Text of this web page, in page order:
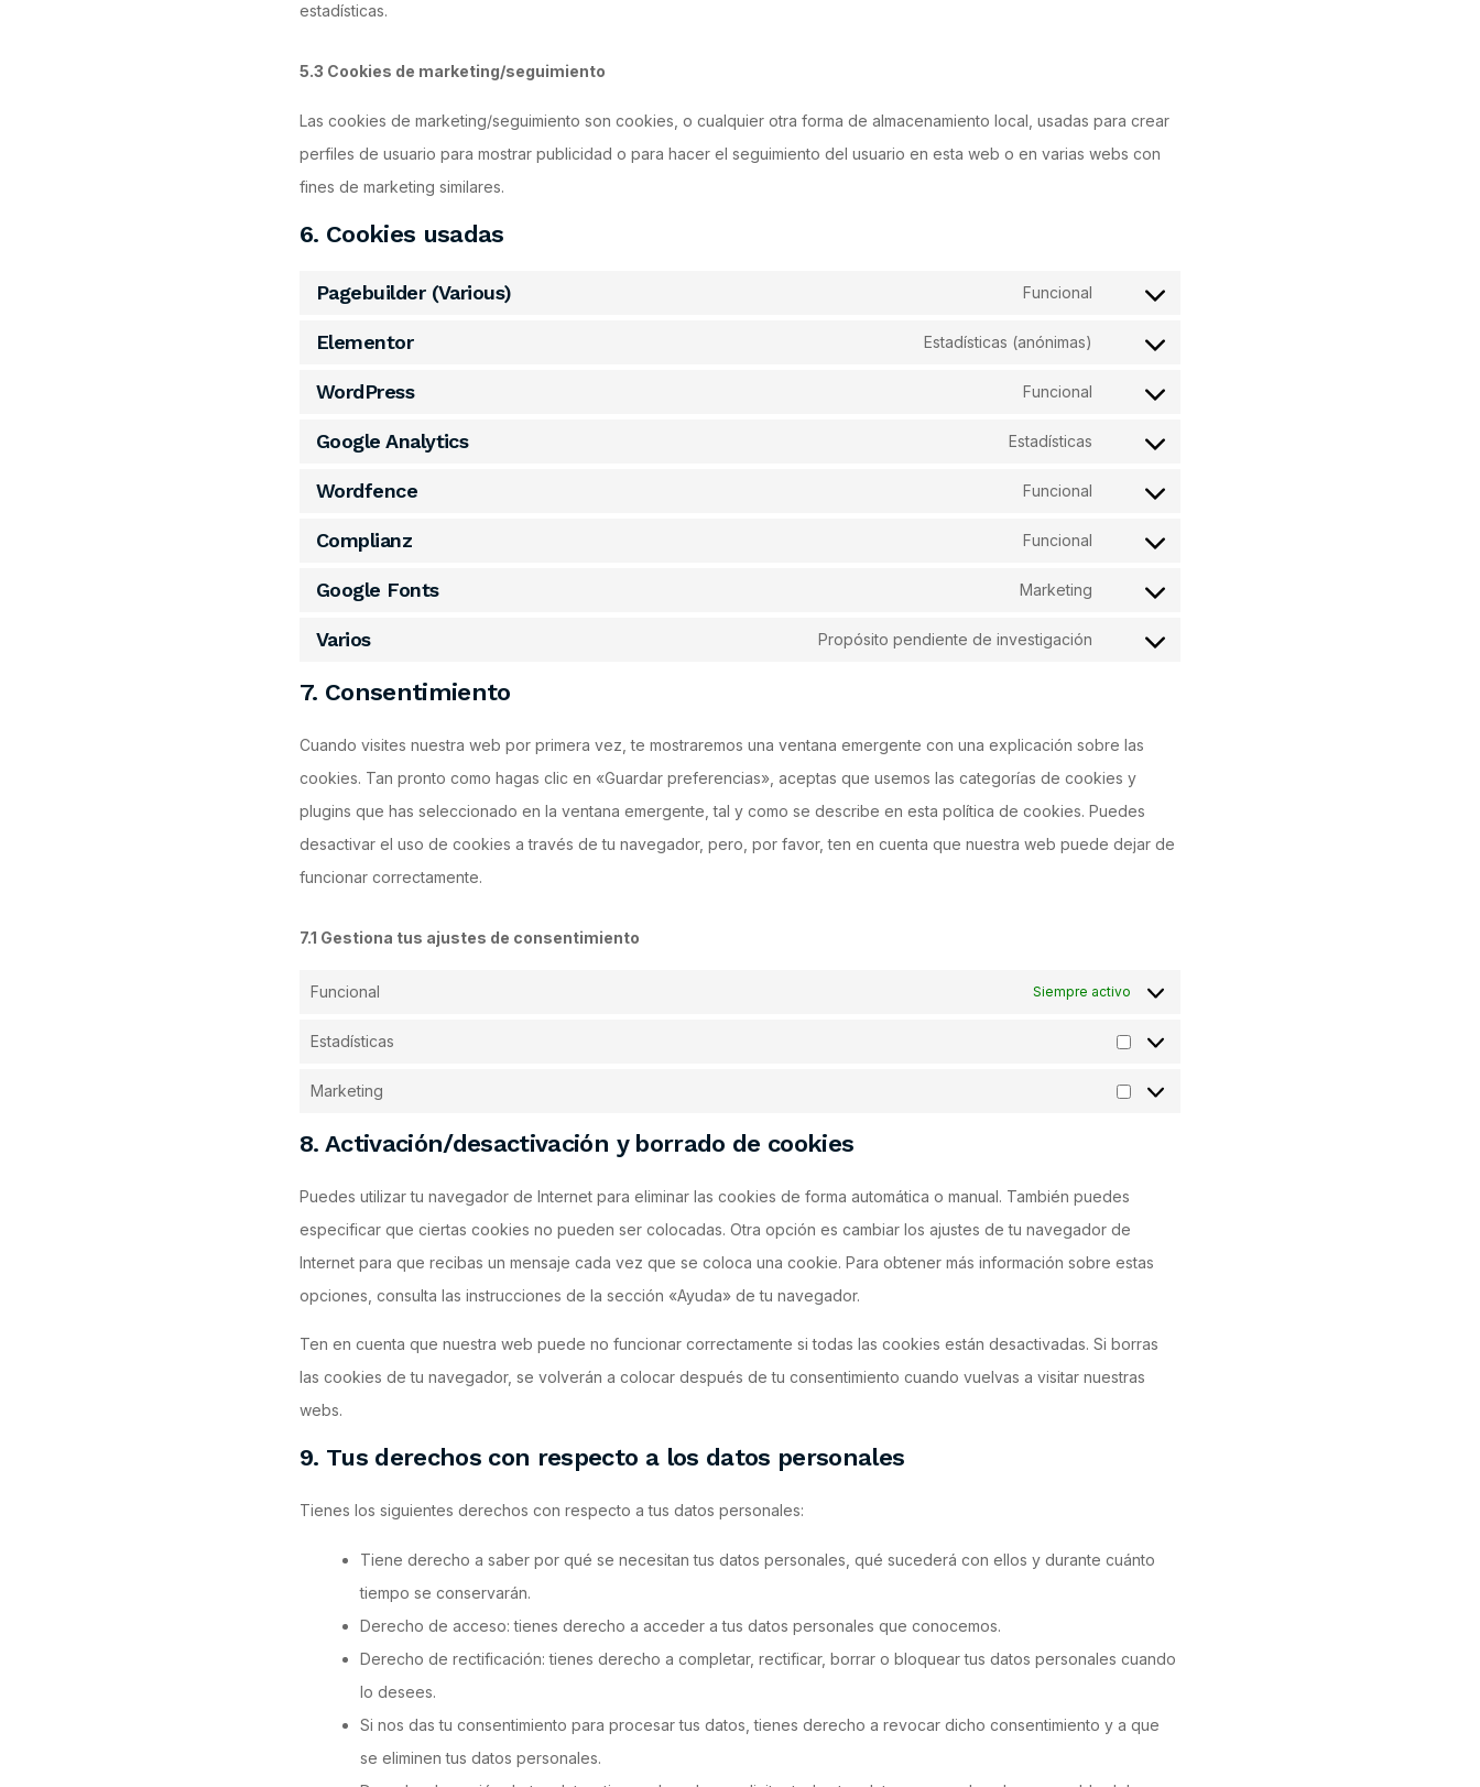
estadísticas.
5.3 Cookies de marketing/seguimiento
Las cookies de marketing/seguimiento son cookies, o cualquier otra forma de almacenamiento local, usadas para crear
perfiles de usuario para mostrar publicidad o para hacer el seguimiento del usuario en esta web o en varias webs con
fines de marketing similares.
6. Cookies usadas
Pagebuilder (Various) Funcional
Elementor Estadísticas (anónimas)
WordPress Funcional
Google Analytics Estadísticas
Wordfence Funcional
Complianz Funcional
Google Fonts Marketing
Varios Propósito pendiente de investigación
7. Consentimiento
Cuando visites nuestra web por primera vez, te mostraremos una ventana emergente con una explicación sobre las
cookies. Tan pronto como hagas clic en «Guardar preferencias», aceptas que usemos las categorías de cookies y
plugins que has seleccionado en la ventana emergente, tal y como se describe en esta política de cookies. Puedes
desactivar el uso de cookies a través de tu navegador, pero, por favor, ten en cuenta que nuestra web puede dejar de
funcionar correctamente.
7.1 Gestiona tus ajustes de consentimiento
Funcional Siempre activo
Estadísticas
Marketing
8. Activación/desactivación y borrado de cookies
Puedes utilizar tu navegador de Internet para eliminar las cookies de forma automática o manual. También puedes
especificar que ciertas cookies no pueden ser colocadas. Otra opción es cambiar los ajustes de tu navegador de
Internet para que recibas un mensaje cada vez que se coloca una cookie. Para obtener más información sobre estas
opciones, consulta las instrucciones de la sección «Ayuda» de tu navegador.
Ten en cuenta que nuestra web puede no funcionar correctamente si todas las cookies están desactivadas. Si borras
las cookies de tu navegador, se volverán a colocar después de tu consentimiento cuando vuelvas a visitar nuestras
webs.
9. Tus derechos con respecto a los datos personales
Tienes los siguientes derechos con respecto a tus datos personales:
Tiene derecho a saber por qué se necesitan tus datos personales, qué sucederá con ellos y durante cuánto
tiempo se conservarán.
Derecho de acceso: tienes derecho a acceder a tus datos personales que conocemos.
Derecho de rectificación: tienes derecho a completar, rectificar, borrar o bloquear tus datos personales cuando
lo desees.
Si nos das tu consentimiento para procesar tus datos, tienes derecho a revocar dicho consentimiento y a que
se eliminen tus datos personales.